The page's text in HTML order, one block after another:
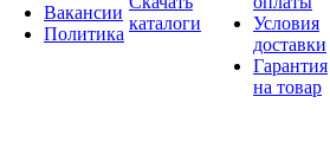
Вакансии
Политика
каталоги
Условия
доставки
Гарантия
на товар